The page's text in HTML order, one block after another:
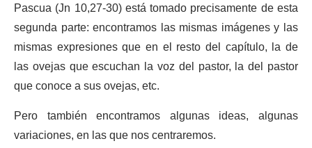
Pascua (Jn 10,27-30) está tomado precisamente de esta
segunda parte: encontramos las mismas imágenes y las
mismas expresiones que en el resto del capítulo, la de
las ovejas que escuchan la voz del pastor, la del pastor
que conoce a sus ovejas, etc.
Pero también encontramos algunas ideas, algunas
variaciones, en las que nos centraremos.